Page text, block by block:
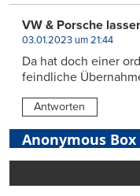
VW & Porsche
03.01.2023 um 21:44
Da hat doch einer
feindliche
Antworten
Anonymous Box